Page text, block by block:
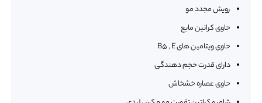
رویش مجدد مو
حاوی کراتین مایع
حاوی ویتامین های B5 , E
دارای قدرت حجم دهندگی
حاوی عصاره خشخاش